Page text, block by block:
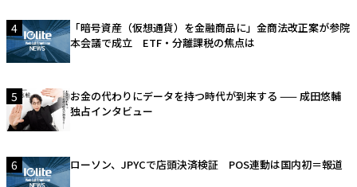
4
「暗号資産（仮想通貨）を金融商品に」金商法改正案が参院
本会議で成立 ETF・分離課税の焦点は
5
お金の代わりにデータを持つ時代が到来する —— 成田悠輔
独占インタビュー
6 ローソン、JPYCで店頭決済検証 POS連動は国内初＝報道